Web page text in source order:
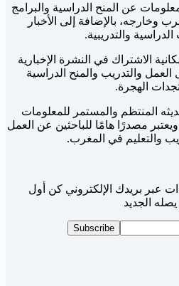
عن المنح الدراسية والبرامج
وخارجه، بالإضافة إلى الأخبار
والتدريبية.
الاشتراك في النشرة الإخبارية
والتدريب والمنح الدراسية
الهجرة.
المنتظم والمستمر للمعلومات
مصدرًا هامًا للباحثين عن العمل
والتعليم في المغرب.
عبر بريدك الإلكتروني كن أول
الجديد